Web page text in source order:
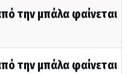
την μπάλα φαίνεται
την μπάλα φαίνεται